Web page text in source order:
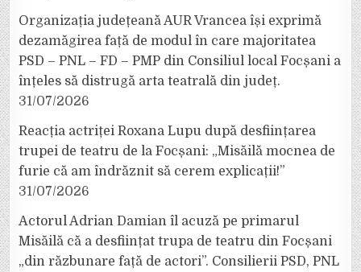
Organizația județeană AUR Vrancea își exprimă
dezamăgirea față de modul în care majoritatea
PSD – PNL – FD – PMP din Consiliul local Focșani a
înțeles să distrugă arta teatrală din județ.
31/07/2026
Reacția actriței Roxana Lupu după desființarea
trupei de teatru de la Focșani: „Misăilă mocnea de
furie că am îndrăznit să cerem explicații!”
31/07/2026
Actorul Adrian Damian îl acuză pe primarul
Misăilă că a desființat trupa de teatru din Focșani
„din răzbunare față de actori”. Consilierii PSD, PNL